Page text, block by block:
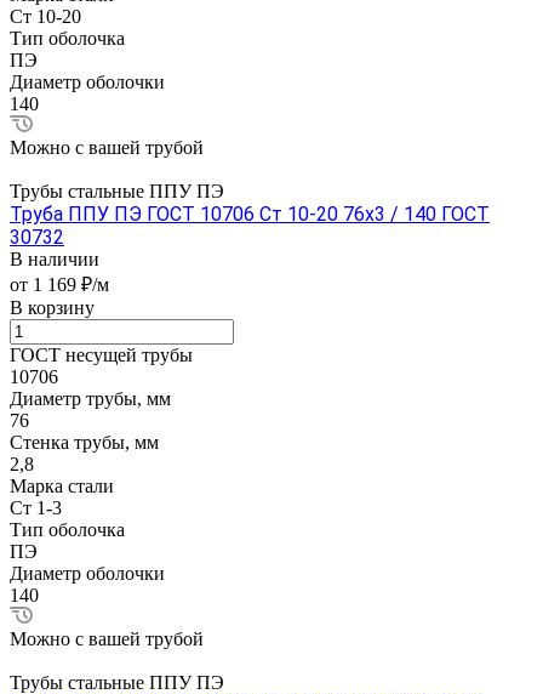
Ст 10-20
Тип оболочка
ПЭ
Диаметр оболочки
140
Можно с вашей трубой
Трубы стальные ППУ ПЭ
Труба ППУ ПЭ ГОСТ 10706 Ст 10-20 76x3 / 140 ГОСТ
30732
В наличии
от 1 169 ₽/м
В корзину
ГОСТ несущей трубы
10706
Диаметр трубы, мм
76
Стенка трубы, мм
2,8
Марка стали
Ст 1-3
Тип оболочка
ПЭ
Диаметр оболочки
140
Можно с вашей трубой
Трубы стальные ППУ ПЭ